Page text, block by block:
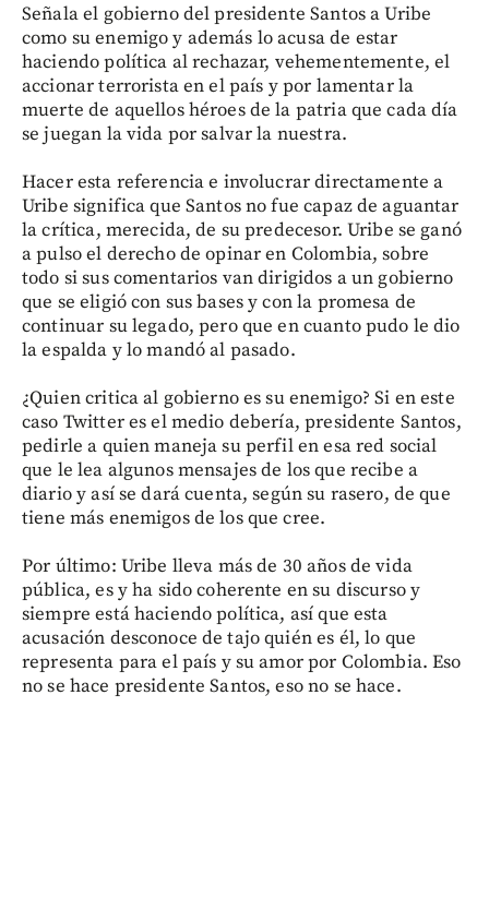
Señala el gobierno del presidente Santos a Uribe
como su enemigo y además lo acusa de estar
haciendo política al rechazar, vehementemente, el
accionar terrorista en el país y por lamentar la
muerte de aquellos héroes de la patria que cada día
se juegan la vida por salvar la nuestra.
Hacer esta referencia e involucrar directamente a
Uribe significa que Santos no fue capaz de aguantar
la crítica, merecida, de su predecesor. Uribe se ganó
a pulso el derecho de opinar en Colombia, sobre
todo si sus comentarios van dirigidos a un gobierno
que se eligió con sus bases y con la promesa de
continuar su legado, pero que en cuanto pudo le dio
la espalda y lo mandó al pasado.
¿Quien critica al gobierno es su enemigo? Si en este
caso Twitter es el medio debería, presidente Santos,
pedirle a quien maneja su perfil en esa red social
que le lea algunos mensajes de los que recibe a
diario y así se dará cuenta, según su rasero, de que
tiene más enemigos de los que cree.
Por último: Uribe lleva más de 30 años de vida
pública, es y ha sido coherente en su discurso y
siempre está haciendo política, así que esta
acusación desconoce de tajo quién es él, lo que
representa para el país y su amor por Colombia. Eso
no se hace presidente Santos, eso no se hace.